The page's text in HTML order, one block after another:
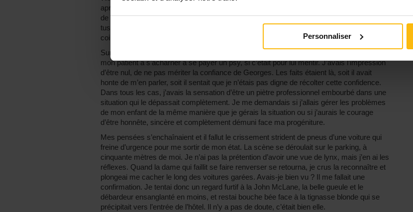
Personnaliser
après-midi. En entendant sa réponse, je savais qu’il mentait. J’avais l’envie irrépressible
de lui dire que je connaissais les viles raisons de sa présence mais, malgré tout, je me
tus. Je lui souris cordialement, terminai d’un trait le fond de ma coupe déposée sur un
coin de table et pris congé tout en lui souhaitant une belle journée.
Sur le chemin jusqu’à ma voiture, j’étais confus. Je ne comprenais pas ce qui poussait
mon patient à s’acharner à se payer un psy, si c’était pour lui mentir. J’avais l’impression
d’être nul, de ne pas mériter la confiance de Georges. Les faits étaient là, soit il avait
honte de m’en parler, soit il sentait que je n’étais pas digne de récolter cette confidence.
Dans tous les cas, j’avais la sensation d’être un piètre professionnel embourbé dans une
situation qui le dépassait complètement. Je me demandais si j’allais gérer les problèmes
de mon enfant de la même manière que je gérais la situation ou si j’aurais le courage
d’être honnête, sincère et complètement démuni face ma progéniture.
Mes pensées s’enchaînaient et il fallut le crissement strident de pneus d’une voiture qui
freine d’urgence pour me sortir de mon état. La scène se déroulait sur le parking, à
cinquante mètres de moi. Je n’ai pas la prétention d’avoir une vue de lynx, mais j’en ai les
réflexes. Quand la dame qui faillit se faire renverser se retourna, je crus la reconnaître et
plongeai me cacher le long des voitures garées. Avais-je bien vu ? Il me fallait une
confirmation. Je tentai donc un regard furtif à la John McLane, la belle gueule et le
débardeur ensanglanté en moins, et restai bouche bée face à la tignasse blonde qui se
précipitait vers l’entrée de l’hôtel. Il n’y a pas de doute, c’était bien elle.